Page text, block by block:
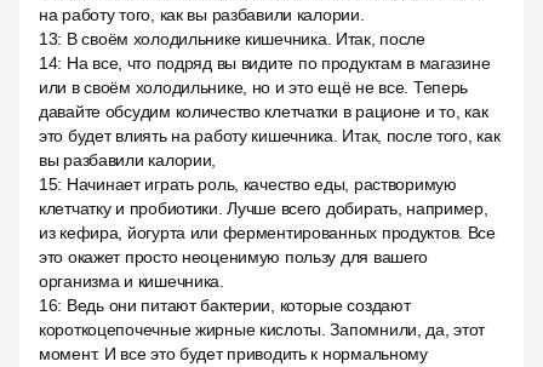
на работу того, как вы разбавили калории.
13: В своём холодильнике кишечника. Итак, после
14: На все, что подряд вы видите по продуктам в магазине
или в своём холодильнике, но и это ещё не все. Теперь
давайте обсудим количество клетчатки в рационе и то, как
это будет влиять на работу кишечника. Итак, после того, как
вы разбавили калории,
15: Начинает играть роль, качество еды, растворимую
клетчатку и пробиотики. Лучше всего добирать, например,
из кефира, йогурта или ферментированных продуктов. Все
это окажет просто неоценимую пользу для вашего
организма и кишечника.
16: Ведь они питают бактерии, которые создают
короткоцепочечные жирные кислоты. Запомнили, да, этот
момент. И все это будет приводить к нормальному